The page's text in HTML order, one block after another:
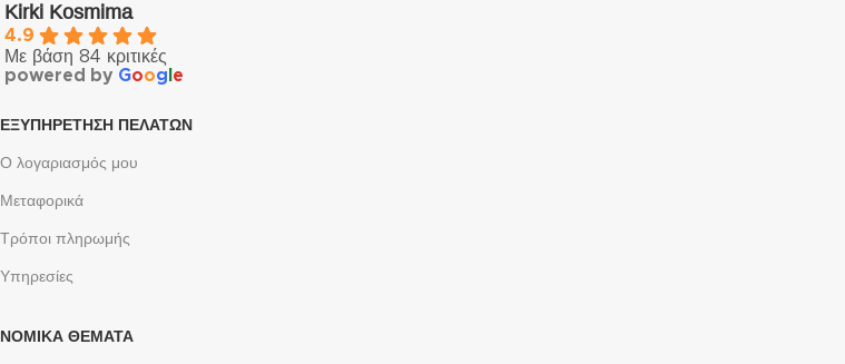
Kirki Kosmima
4.9
Με βάση 84 κριτικές
powered by Goog e
ΕΞΥΠΗΡΈΤΗΣΗ ΠΕΛΑΤΏΝ
Ο λογαριασμός μου
Μεταφορικά
Τρόποι πληρωμής
Υπηρεσίες
ΝΟΜΙΚΆ ΘΈΜΑΤΑ